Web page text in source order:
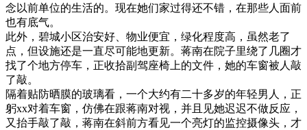
念以前单位的生活的。现在她们家过得还不错，在那些人面前
也有底气。
此外，碧城小区治安好、物业便宜，绿化程度高，虽然老了
点，但设施还是一直尽可能地更新。蒋南在院子里绕了几圈才
找了个地方停车，正收拾副驾座椅上的文件，她的车窗被人敲
了敲。
隔着贴防晒膜的玻璃看，一个大约有二十多岁的年轻男人，正
躬xx对着车窗，仿佛在跟蒋南对视，并且见她迟迟不做反应，
又抬手敲了敲，蒋南在斜前方看见一个亮灯的监控摄像头，才